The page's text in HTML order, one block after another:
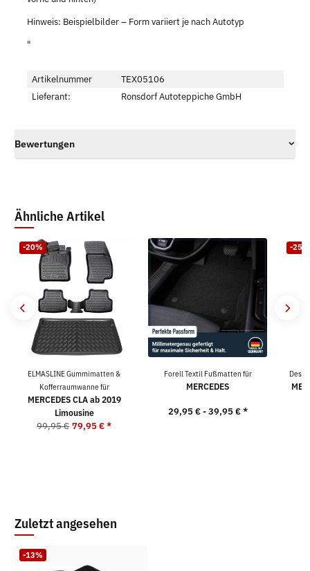
Hinweis: Beispielbilder – Form variiert je nach Autotyp
"
Artikelnummer
TEX05106
Lieferant:
Ronsdorf Autoteppiche GmbH
Bewertungen
Ähnliche Artikel
-20%
ELMASLINE Gummimatten &
Kofferraumwanne für
MERCEDES CLA ab 2019
Limousine
99,95 € 79,95 €*
Forell Textil Fußmatten für
MERCEDES
29,95 € -39,95 €*
-25%
Zuletzt angesehen
-13%